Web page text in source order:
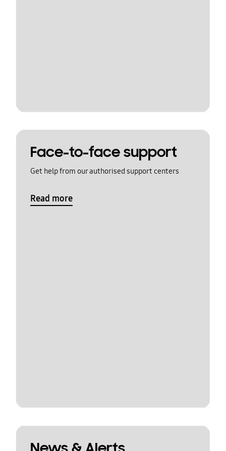
Face-to-face support
Get help from our authorised support centers
Read more